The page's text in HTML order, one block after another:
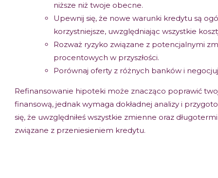
niższe niż twoje obecne.
Upewnij się, że nowe warunki kredytu są
korzystniejsze, uwzględniając wszystkie
Rozważ ryzyko związane z potencjalnymi
procentowych w przyszłości.
Porównaj oferty z różnych banków i
Refinansowanie hipoteki może znacząco poprawić
finansową, jednak wymaga dokładnej analizy i
się, że uwzględniłeś wszystkie zmienne oraz
związane z przeniesieniem kredytu.